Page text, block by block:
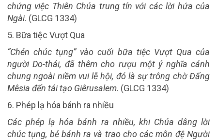
chứng việc Thiên Chúa trung tín với các lời hứa của
Ngài. (GLCG 1334)
5. Bữa tiệc Vượt Qua
“Chén chúc tụng” vào cuối bữa tiệc Vượt Qua của
người Do-thái, đã thêm cho rượu một ý nghĩa cánh
chung ngoài niềm vui lễ hội, đó là sự trông chờ Đấng
Mêsia đến tái tạo Giêrusalem. (GLCG 1334)
6. Phép lạ hóa bánh ra nhiều
Các phép lạ hóa bánh ra nhiều, khi Chúa dâng lời
chúc tụng, bẻ bánh ra và trao cho các môn đệ Người